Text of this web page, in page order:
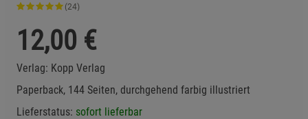
(24)
12,00 €
Verlag: Kopp Verlag
Paperback, 144 Seiten, durchgehend farbig illustriert
Lieferstatus: sofort lieferbar